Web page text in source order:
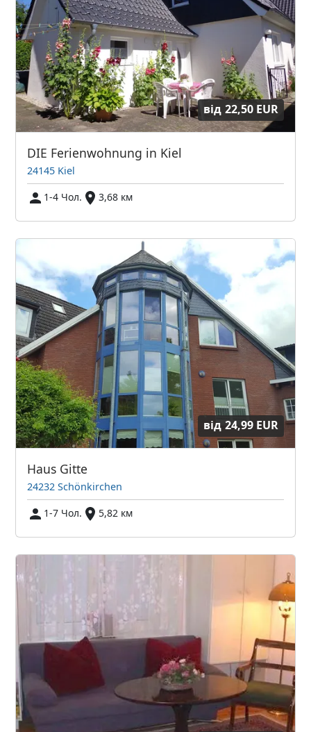
від 22,50 EUR
DIE Ferienwohnung in Kiel
24145 Kiel
1-4 Чол.
3,68 км
від 24,99 EUR
Haus Gitte
24232 Schönkirchen
1-7 Чол.
5,82 км